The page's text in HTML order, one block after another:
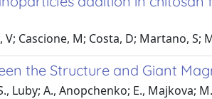
Cascione, M; Costa, D; Martano,
the Structure and Giant
Luby; A., Anopchenko; E., Majkova;